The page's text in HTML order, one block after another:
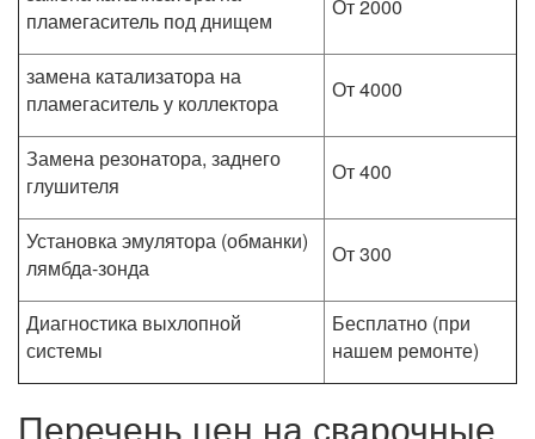
пламегаситель под днищем
От 2000
замена катализатора на
пламегаситель у коллектора
От 4000
Замена резонатора, заднего
глушителя
От 400
Установка эмулятора (обманки)
лямбда-зонда
От 300
Диагностика выхлопной
системы
Бесплатно (при
нашем ремонте)
Перечень цен на сварочные